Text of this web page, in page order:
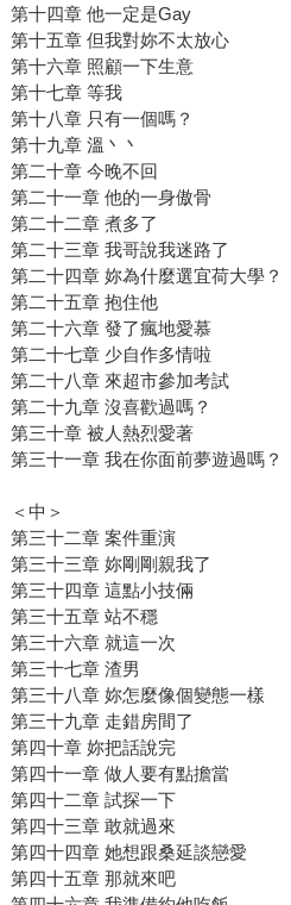
第十四章 他一定是Gay
第十五章 但我對妳不太放心
第十六章 照顧一下生意
第十七章 等我
第十八章 只有一個嗎？
第十九章 溫丶丶
第二十章 今晚不回
第二十一章 他的一身傲骨
第二十二章 煮多了
第二十三章 我哥說我迷路了
第二十四章 妳為什麼選宜荷大學？
第二十五章 抱住他
第二十六章 發了瘋地愛慕
第二十七章 少自作多情啦
第二十八章 來超市參加考試
第二十九章 沒喜歡過嗎？
第三十章 被人熱烈愛著
第三十一章 我在你面前夢遊過嗎？
＜中＞
第三十二章 案件重演
第三十三章 妳剛剛親我了
第三十四章 這點小技倆
第三十五章 站不穩
第三十六章 就這一次
第三十七章 渣男
第三十八章 妳怎麼像個變態一樣
第三十九章 走錯房間了
第四十章 妳把話說完
第四十一章 做人要有點擔當
第四十二章 試探一下
第四十三章 敢就過來
第四十四章 她想跟桑延談戀愛
第四十五章 那就來吧